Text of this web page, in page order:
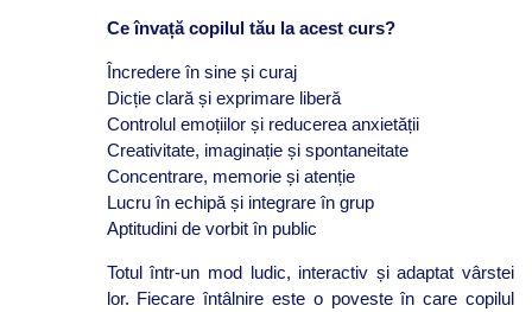
Ce învață copilul tău la acest curs?
Încredere în sine și curaj
Dicție clară și exprimare liberă
Controlul emoțiilor și reducerea anxietății
Creativitate, imaginație și spontaneitate
Concentrare, memorie și atenție
Lucru în echipă și integrare în grup
Aptitudini de vorbit în public
Totul într-un mod ludic, interactiv și adaptat vârstei
lor. Fiecare întâlnire este o poveste în care copilul